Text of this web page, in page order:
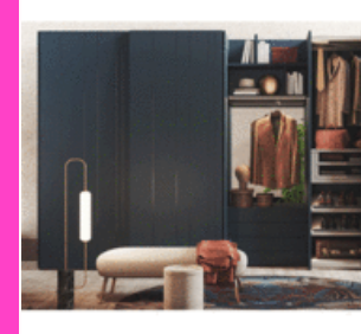
maßgeschneiderten Lösungen
hochwertiger Verarbeitung wird
zu einem Unikat, das nicht nur
Optik, sondern auch durch seine
Langlebigkeit überzeugt. Ihr Morassutti-
Erlebnis bei Heider
Sie unser Einrichtungshaus in
und lassen Sie sich inspirieren.
die Vielfalt der Morassutti-
erleben Sie, wie Ihre Ideen mit